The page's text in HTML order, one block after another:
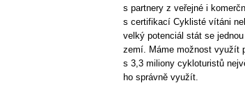
s partnery z veřejné i
s certifikací Cyklisté vítáni
velký potenciál stát se
zemí. Máme možnost využít
s 3,3 miliony cykloturistů
ho správně využít.